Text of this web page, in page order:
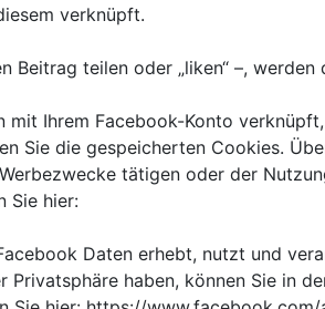
verknüpft.
Beitrag teilen oder „liken“ –, werden
mit Ihrem Facebook-Konto
Sie die gespeicherten Cookies.
tätigen oder der
Sie hier:
Daten erhebt, nutzt und
haben, können Sie in